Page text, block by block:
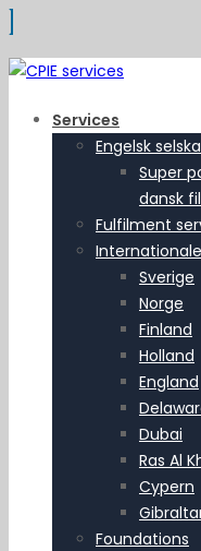
Services
Engelsk
Super
dansk
Fulfilment
Sverige
Norge
Finland
Holland
England
Dubai
Ras Al
Cypern
Foundations